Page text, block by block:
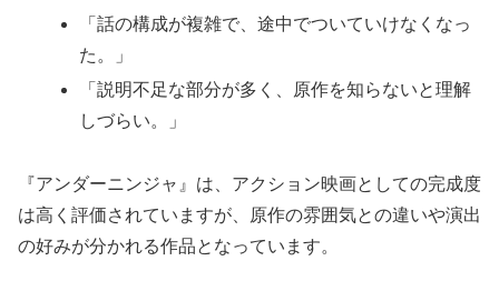
「話の構成が複雑で、途中でついていけなくなっ
た。」
「説明不足な部分が多く、原作を知らないと理解
しづらい。」
『アンダーニンジャ』は、アクション映画としての完成度
は高く評価されていますが、原作の雰囲気との違いや演出
の好みが分かれる作品となっています。